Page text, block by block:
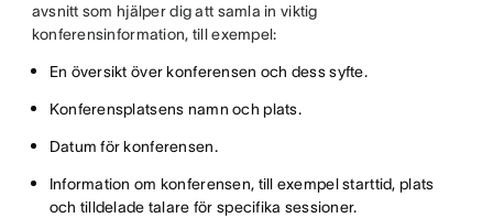
avsnitt som hjälper dig att samla in viktig
konferensinformation, till exempel:
En översikt över konferensen och dess syfte.
Konferensplatsens namn och plats.
Datum för konferensen.
Information om konferensen, till exempel starttid, plats
och tilldelade talare för specifika sessioner.